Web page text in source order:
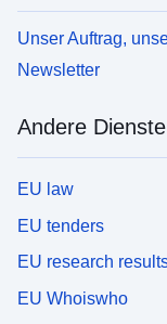
Unser Auftrag,
Newsletter
Andere Dienste
EU law
EU tenders
EU research
EU Whoiswho